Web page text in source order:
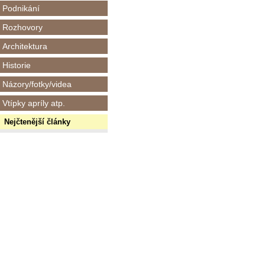
Podnikání
Rozhovory
Architektura
Historie
Názory/fotky/videa
Vtípky apríly atp.
Nejčtenější články